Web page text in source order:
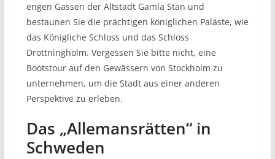
engen Gassen der Altstadt Gamla Stan und
bestaunen Sie die prächtigen königlichen Paläste, wie
das Königliche Schloss und das Schloss
Drottningholm. Vergessen Sie bitte nicht, eine
Bootstour auf den Gewässern von Stockholm zu
unternehmen, um die Stadt aus einer anderen
Perspektive zu erleben.
Das „Allemansrätten“ in
Schweden